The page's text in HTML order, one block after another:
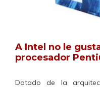
A Intel no le
procesador
Dotado de la